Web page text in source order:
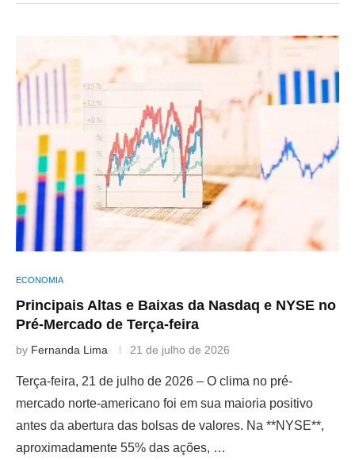
ECONOMIA
Principais Altas e Baixas da Nasdaq e NYSE no
Pré-Mercado de Terça-feira
by Fernanda Lima 21 de julho de 2026
Terça-feira, 21 de julho de 2026 – O clima no pré-
mercado norte-americano foi em sua maioria positivo
antes da abertura das bolsas de valores. Na **NYSE**,
aproximadamente 55% das ações, …